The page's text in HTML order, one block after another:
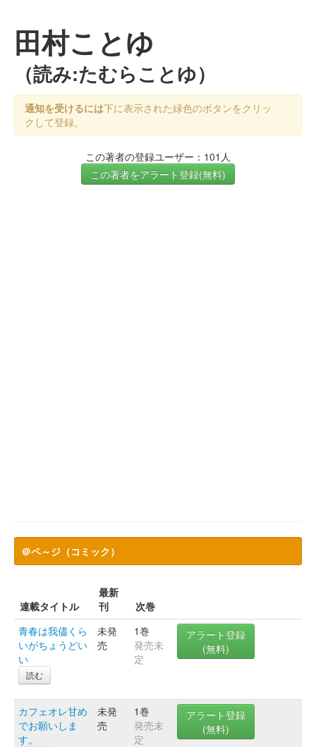
田村ことゆ
（読み:たむらことゆ）
通知を受けるには下に表示された緑色のボタンをクリッ
クして登録。
この著者の登録ユーザー：101人
この著者をアラート登録(無料)
＠ペ～ジ（コミック）
連載タイトル
最新
刊
次巻
青春は我儘くら
いがちょうどい
い
読む
未発
売
1巻
発売未
定
アラート登録
(無料)
カフェオレ甘め
でお願いしま
す。
未発
売
1巻
発売未
定
アラート登録
(無料)